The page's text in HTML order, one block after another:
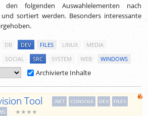
folgenden Auswahlelementen nach
sortiert werden. Besonders interessante
DB DEV FILES LINUX
MEDIA
SOCIAL SRC SYSTEM WEB
WINDOWS
Archivierte Inhalte
Tool .NET CONSOLE DEV
FILES
★★★★